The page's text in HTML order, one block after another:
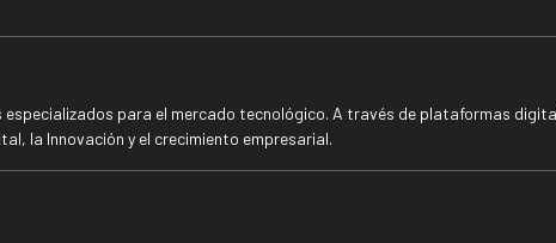
especializados para el mercado tecnológico. A través de plataformas
la Innovación y el crecimiento empresarial.